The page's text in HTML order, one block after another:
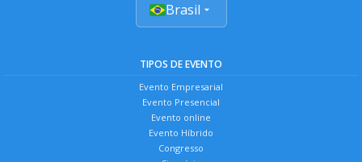
Brasil
TIPOS DE EVENTO
Evento Empresarial
Evento Presencial
Evento online
Evento Híbrido
Congresso